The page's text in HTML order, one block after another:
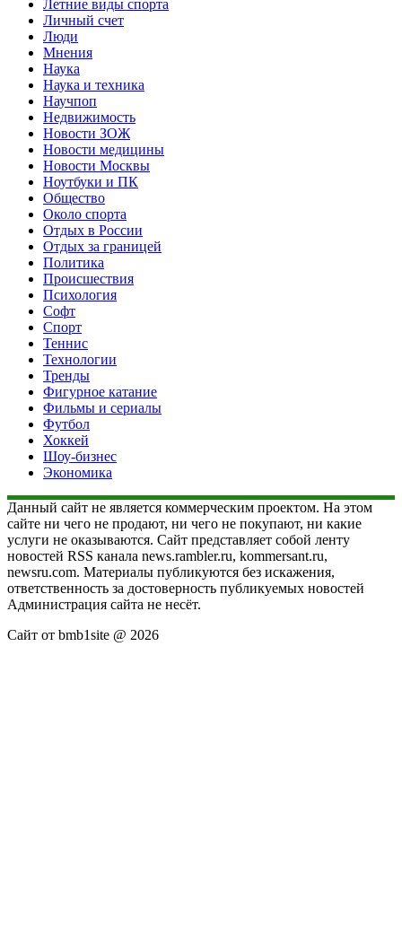
Летние виды спорта
Личный счет
Люди
Мнения
Наука
Наука и техника
Научпоп
Недвижимость
Новости ЗОЖ
Новости медицины
Новости Москвы
Ноутбуки и ПК
Общество
Около спорта
Отдых в России
Отдых за границей
Политика
Происшествия
Психология
Софт
Спорт
Теннис
Технологии
Тренды
Фигурное катание
Фильмы и сериалы
Футбол
Хоккей
Шоу-бизнес
Экономика
Данный сайт не является коммерческим проектом. На этом
сайте ни чего не продают, ни чего не покупают, ни какие
услуги не оказываются. Сайт представляет собой ленту
новостей RSS канала news.rambler.ru, kommersant.ru,
newsru.com. Материалы публикуются без искажения,
ответственность за достоверность публикуемых новостей
Администрация сайта не несёт.
Сайт от bmb1site @ 2026